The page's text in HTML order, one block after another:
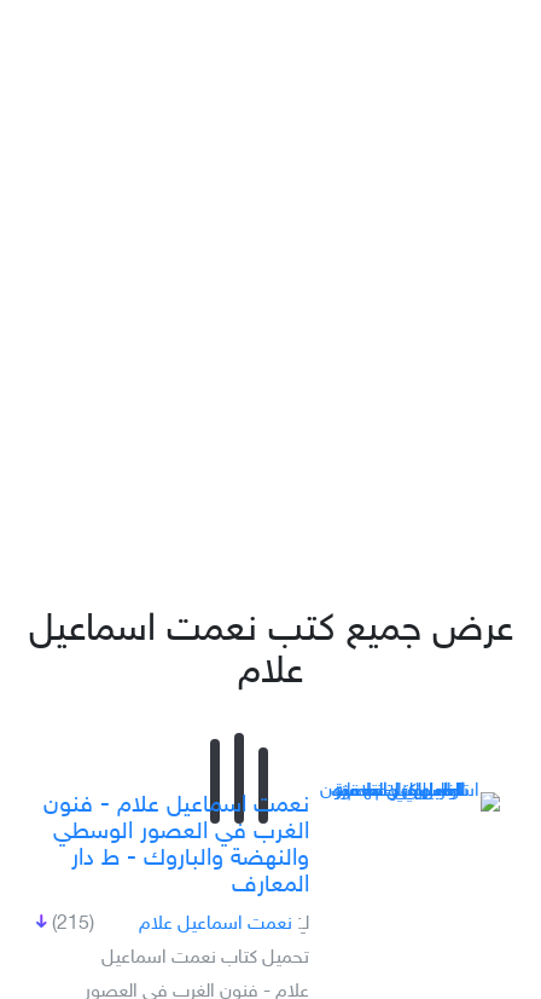
عرض جميع كتب نعمت اسماعيل
علام
نعمت اسماعيل علام - فنون
الغرب في العصور الوسطي
والنهضة والباروك - ط دار
المعارف
(215) لـِ: نعمت اسماعيل علام
تحميل كتاب نعمت اسماعيل
علام - فنون الغرب في العصور